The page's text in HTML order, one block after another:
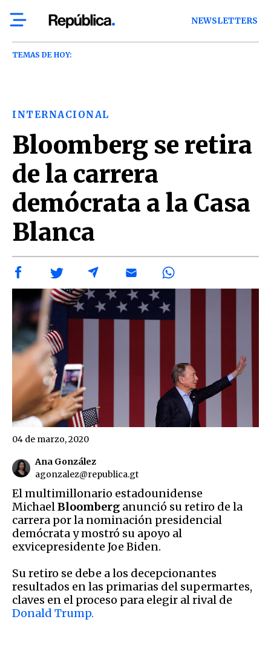
NEWSLETTERS
TEMAS DE HOY:
INTERNACIONAL
Bloomberg se retira
de la carrera
demócrata a la Casa
Blanca
Ana González
agonzalez@republica.gt
04 de marzo, 2020
El multimillonario estadounidense
MichaelBloomberg anunció su retiro de la
carrera por la nominación presidencial
demócrata y mostró su apoyo al
exvicepresidente Joe Biden.
Su retiro se debe a los decepcionantes
resultados en las primarias del supermartes,
claves en el proceso para elegir al rival de
Donald Trump.